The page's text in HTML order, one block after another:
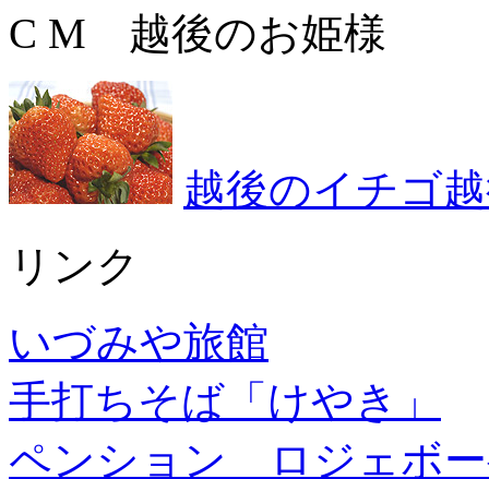
C M 越後のお姫様
越後のイチゴ
リンク
いづみや旅館
手打ちそば「けやき」
ペンション ロジェボ